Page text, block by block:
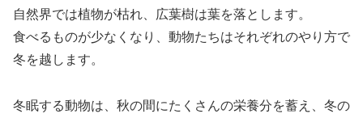
自然界では植物が枯れ、広葉樹は葉を落とします。
食べるものが少なくなり、動物たちはそれぞれのやり方で
冬を越します。
冬眠する動物は、秋の間にたくさんの栄養分を蓄え、冬の